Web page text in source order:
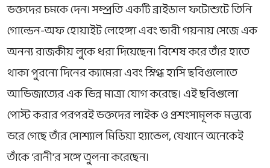
ভক্তদের চমকে দেন। সম্প্রতি একটি ব্রাইডাল ফটোশুটে তিনি
গোল্ডেন-অফ হোয়াইট লেহেঙ্গা এবং ভারী গয়নায় সেজে এক
অনন্য রাজকীয় লুকে ধরা দিয়েছেন। বিশেষ করে তাঁর হাতে
থাকা পুরনো দিনের ক্যামেরা এবং স্নিগ্ধ হাসি ছবিগুলোতে
আভিজাত্যের এক ভিন্ন মাত্রা যোগ করেছে। এই ছবিগুলো
পোস্ট করার পরপরই ভক্তদের লাইক ও প্রশংসামূলক মন্তব্যে
ভরে গেছে তাঁর সোশ্যাল মিডিয়া হ্যান্ডেল, যেখানে অনেকেই
তাঁকে ‘রানী’র সঙ্গে তুলনা করেছেন।